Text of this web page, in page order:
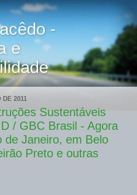
-
e
DE 2011
Sustentáveis
/ GBC Brasil - Agora
de Janeiro, em Belo
Preto e outras